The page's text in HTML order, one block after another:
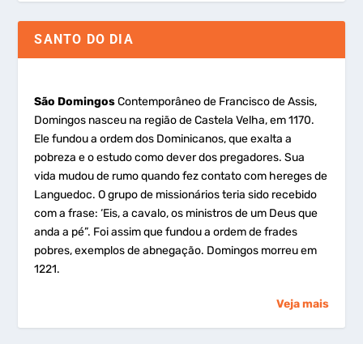
SANTO DO DIA
São DomingosContemporâneo de Francisco de Assis,
Domingos nasceu na região de Castela Velha, em 1170.
Ele fundou a ordem dos Dominicanos, que exalta a
pobreza e o estudo como dever dos pregadores. Sua
vida mudou de rumo quando fez contato com hereges de
Languedoc. O grupo de missionários teria sido recebido
com a frase: ‘Eis, a cavalo, os ministros de um Deus que
anda a pé”. Foi assim que fundou a ordem de frades
pobres, exemplos de abnegação. Domingos morreu em
1221.
Veja mais